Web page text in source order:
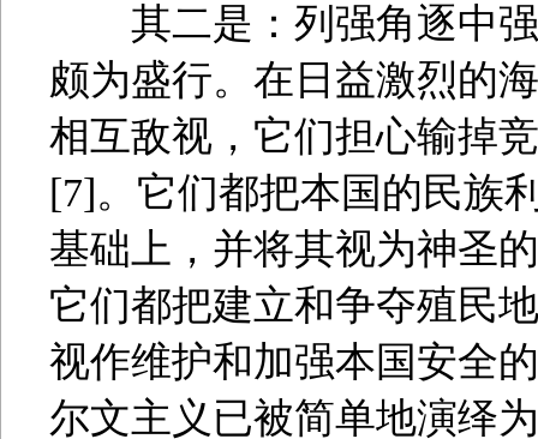
其二是：列强角逐中强
颇为盛行。在日益激烈的
相互敌视，它们担心输掉
[7]。它们都把本国的民族
基础上，并将其视为神圣
它们都把建立和争夺殖民
视作维护和加强本国安全
尔文主义已被简单地演绎